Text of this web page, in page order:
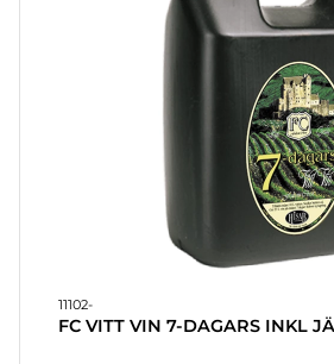
11102-
FC VITT VIN 7-DAGARS INKL